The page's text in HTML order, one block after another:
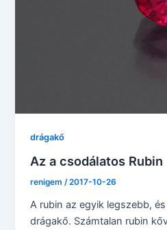
drágakő
Az a csodálatos Rubin
renigem/2017-10-26
A rubin az egyik legszebb,
drágakő. Számtalan rubin